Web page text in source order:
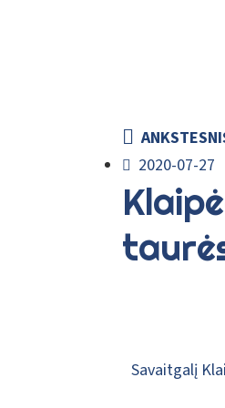
2020-07-27
Savaitgalį